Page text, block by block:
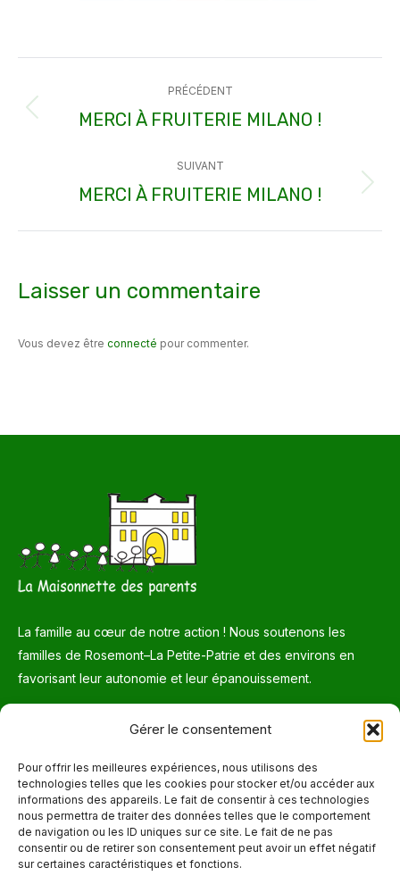
Gérer le consentement
Pour offrir les meilleures expériences, nous utilisons des
technologies telles que les cookies pour stocker et/ou accéder aux
informations des appareils. Le fait de consentir à ces technologies
nous permettra de traiter des données telles que le comportement
de navigation ou les ID uniques sur ce site. Le fait de ne pas
consentir ou de retirer son consentement peut avoir un effet négatif
sur certaines caractéristiques et fonctions.
article
PRÉCÉDENT
Article
:
MERCI À FRUITERIE MILANO !
SUIVANT
Article
MERCI À FRUITERIE MILANO !
Laisser un commentaire
Vous devez être connecté pour commenter.
La famille au cœur de notre action ! Nous soutenons les
familles de Rosemont–La Petite-Patrie et des environs en
favorisant leur autonomie et leur épanouissement.
Courriel
info@maisonnettedesparents.org
Trouvez nous sur :